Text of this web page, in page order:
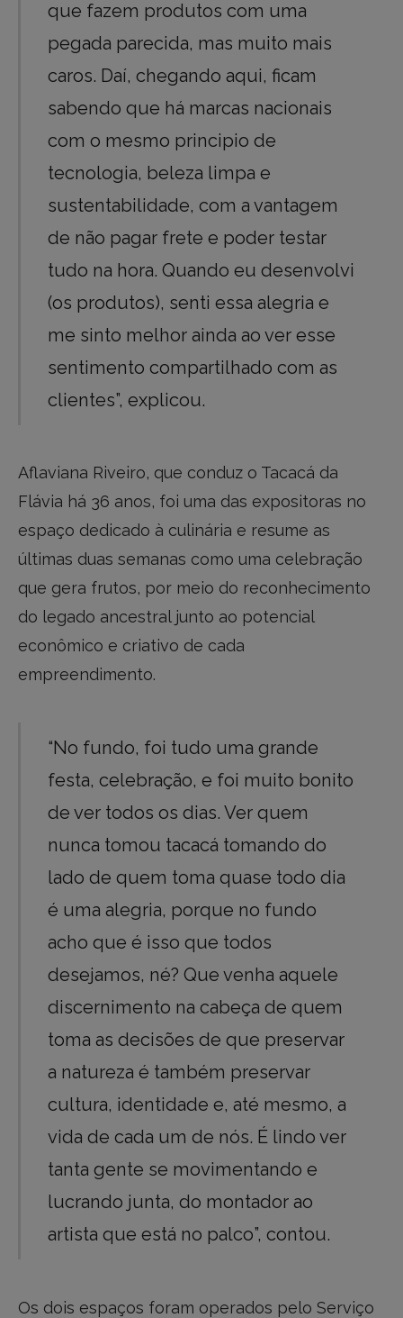
que fazem produtos com uma
pegada parecida, mas muito mais
caros. Daí, chegando aqui, ficam
sabendo que há marcas nacionais
com o mesmo principio de
tecnologia, beleza limpa e
sustentabilidade, com a vantagem
de não pagar frete e poder testar
tudo na hora. Quando eu desenvolvi
(os produtos), senti essa alegria e
me sinto melhor ainda ao ver esse
sentimento compartilhado com as
clientes”, explicou.
Aflaviana Riveiro, que conduz o Tacacá da
Flávia há 36 anos, foi uma das expositoras no
espaço dedicado à culinária e resume as
últimas duas semanas como uma celebração
que gera frutos, por meio do reconhecimento
do legado ancestral junto ao potencial
econômico e criativo de cada
empreendimento.
“No fundo, foi tudo uma grande
festa, celebração, e foi muito bonito
de ver todos os dias. Ver quem
nunca tomou tacacá tomando do
lado de quem toma quase todo dia
é uma alegria, porque no fundo
acho que é isso que todos
desejamos, né? Que venha aquele
discernimento na cabeça de quem
toma as decisões de que preservar
a natureza é também preservar
cultura, identidade e, até mesmo, a
vida de cada um de nós. É lindo ver
tanta gente se movimentando e
lucrando junta, do montador ao
artista que está no palco”, contou.
Os dois espaços foram operados pelo Serviço